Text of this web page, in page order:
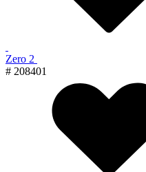
Zero 2
# 208401